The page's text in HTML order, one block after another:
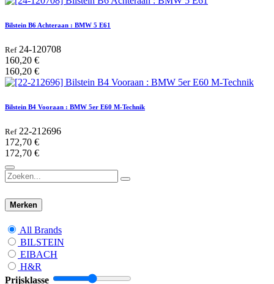
Bilstein B6 Achteraan : BMW 5 E61
Ref 24-120708
160,20 €
160,20 €
Bilstein B4 Vooraan : BMW 5er E60 M-Technik
Ref 22-212696
172,70 €
172,70 €
Merken
All Brands
BILSTEIN
EIBACH
H&R
Prijsklasse